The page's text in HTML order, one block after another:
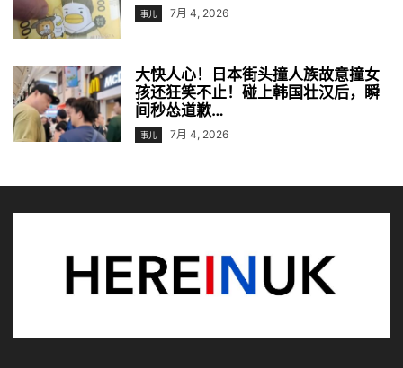
事儿 7月 4, 2026
大快人心！日本街头撞人族故意撞女
孩还狂笑不止！碰上韩国壮汉后，瞬
间秒怂道歉…
事儿 7月 4, 2026